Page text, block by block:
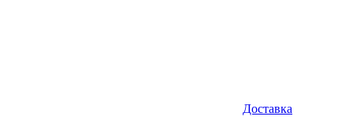
Доставка